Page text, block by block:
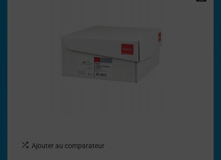
Ajouter au comparateur